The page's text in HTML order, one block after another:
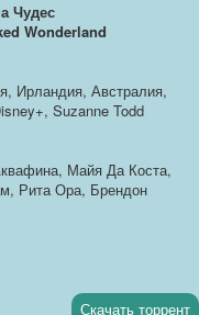
Чудес
Wonderland
Ирландия, Австралия,
Suzanne Todd
Майя Да Коста,
Рита Ора, Брендон
Скачать торрент